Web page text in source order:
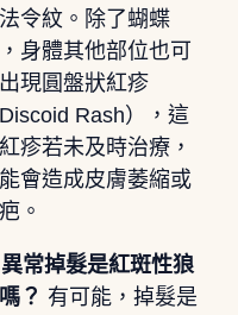
令紋。除了蝴蝶
身體其他部位也可
現圓盤狀紅疹
Discoid Rash），這
疹若未及時治療，
會造成皮膚萎縮或
。
異常掉髮是紅斑性狼
？ 有可能，掉髮是